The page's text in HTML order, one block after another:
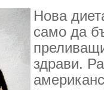
Нова
само да
здрави.